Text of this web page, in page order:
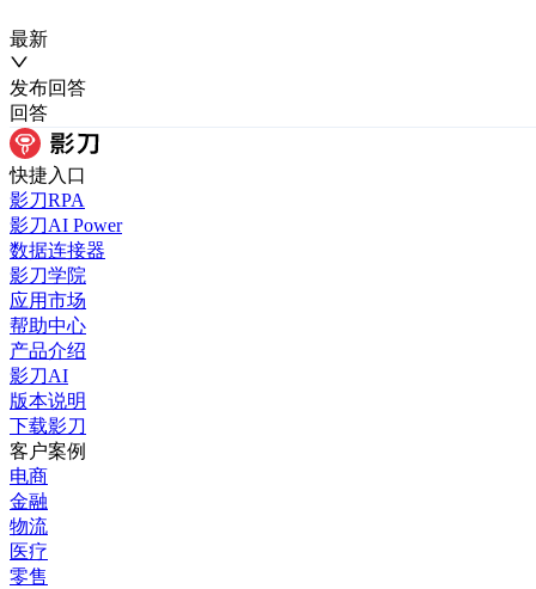
最新
发布回答
回答
快捷入口
影刀RPA
影刀AI Power
数据连接器
影刀学院
应用市场
帮助中心
产品介绍
影刀AI
版本说明
下载影刀
客户案例
电商
金融
物流
医疗
零售